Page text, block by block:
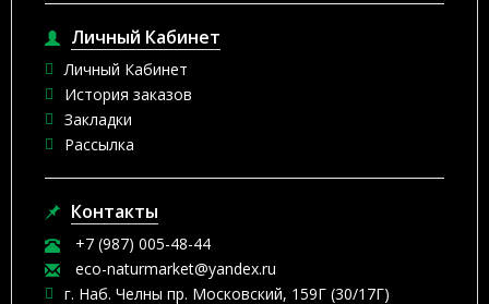
Личный Кабинет
Личный Кабинет
История заказов
Закладки
Рассылка
Контакты
+7 (987) 005-48-44
eco-naturmarket@yandex.ru
г. Наб. Челны пр. Московский, 159Г (30/17Г)